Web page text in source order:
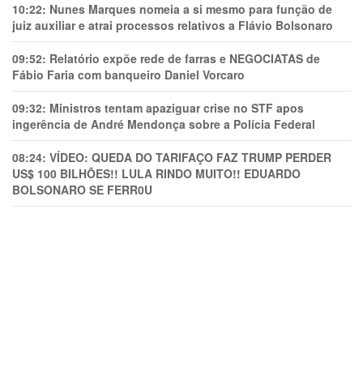
10:22: Nunes Marques nomeia a si mesmo para função de
juiz auxiliar e atrai processos relativos a Flávio Bolsonaro
09:52: Relatório expõe rede de farras e NEGOCIATAS de
Fábio Faria com banqueiro Daniel Vorcaro
09:32: Ministros tentam apaziguar crise no STF apos
ingerência de André Mendonça sobre a Polícia Federal
08:24: VÍDEO: QUEDA DO TARIFAÇO FAZ TRUMP PERDER
US$ 100 BILHÕES!! LULA RINDO MUITO!! EDUARDO
BOLSONARO SE FERR0U